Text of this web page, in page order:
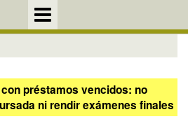
préstamos vencidos: no
ni rendir exámenes finales